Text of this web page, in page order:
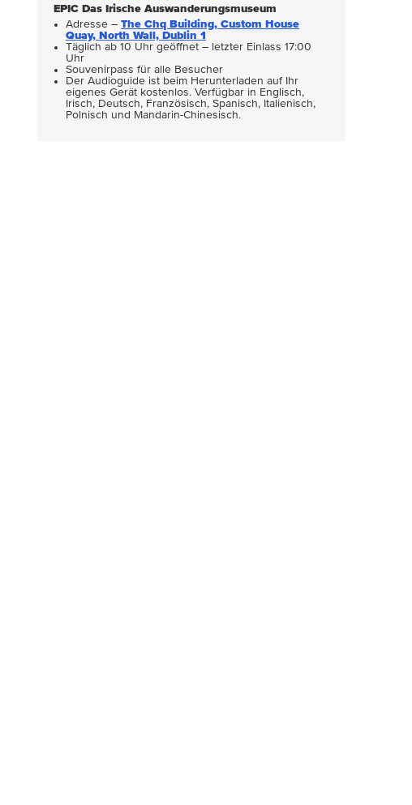
EPIC Das Irische Auswanderungsmuseum
Adresse – The Chq Building, Custom House
Quay, North Wall, Dublin 1
Täglich ab 10 Uhr geöffnet – letzter Einlass 17:00
Uhr
Souvenirpass für alle Besucher
Der Audioguide ist beim Herunterladen auf Ihr
eigenes Gerät kostenlos. Verfügbar in Englisch,
Irisch, Deutsch, Französisch, Spanisch, Italienisch,
Polnisch und Mandarin-Chinesisch.